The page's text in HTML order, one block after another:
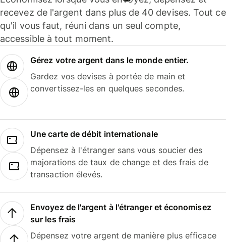
recevez de l'argent dans plus de 40 devises. Tout ce
qu'il vous faut, réuni dans un seul compte,
accessible à tout moment.
Gérez votre argent dans le monde entier.
Gardez vos devises à portée de main et
convertissez-les en quelques secondes.
Une carte de débit internationale
Dépensez à l'étranger sans vous soucier des
majorations de taux de change et des frais de
transaction élevés.
Envoyez de l'argent à l'étranger et économisez
sur les frais
Dépensez votre argent de manière plus efficace